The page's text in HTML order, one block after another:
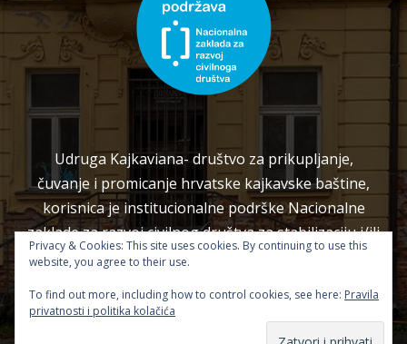
Udruga Kajkaviana- društvo za prikupljanje,
čuvanje i promicanje hrvatske kajkavske baštine,
korisnica je institucionalne podrške Nacionalne
zaklade za razvoj civilnog društva za stabilizaciju i/ili
razvoj udruge.
Privacy & Cookies: This site uses cookies. By continuing to use this
website, you agree to their use.
To find out more, including how to control cookies, see here: Pravila
privatnosti i politika kolačića